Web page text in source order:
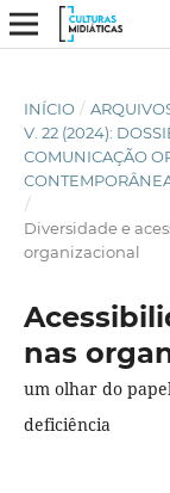
INÍCIO /
V. 22 (2024):
COMUNICAÇÃO
/
Diversidade e
organizacional
nas
um olhar do
deficiência